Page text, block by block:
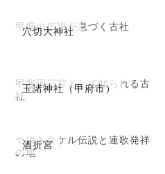
穴切大神社
甲府の伝説が息づく古社
玉諸神社（甲府市）
甲斐国三宮として知られる古
社
酒折宮
ヤマトタケル伝説と連歌発祥
の地